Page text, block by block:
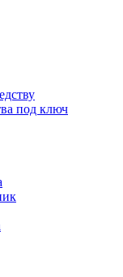
под ключ